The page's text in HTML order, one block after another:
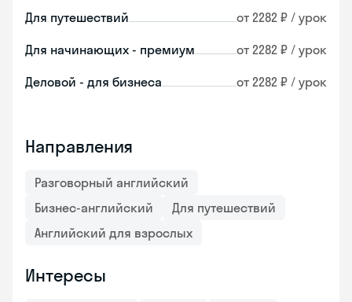
Для путешествий от 2282 ₽ / урок
Для начинающих - премиум от 2282 ₽ / урок
Деловой - для бизнеса от 2282 ₽ / урок
Направления
Разговорный английский
Бизнес-английский
Для путешествий
Английский для взрослых
Интересы